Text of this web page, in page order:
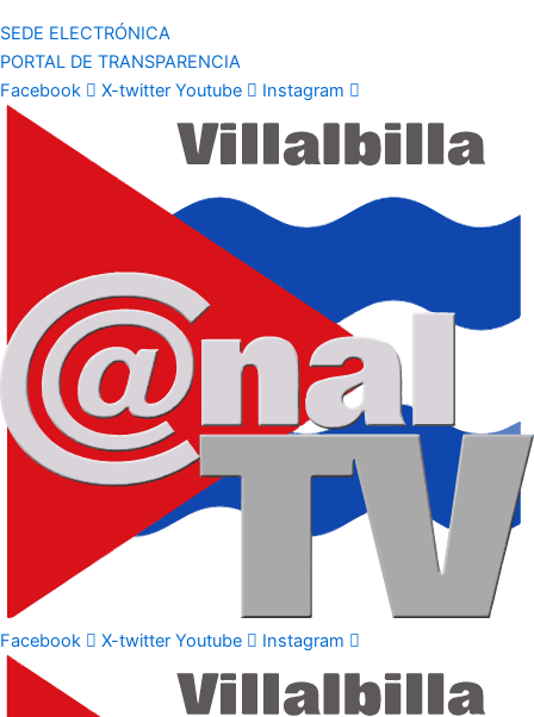
SEDE ELECTRÓNICA
PORTAL DE TRANSPARENCIA
Facebook
X-twitter Youtube Instagram
Facebook X-twitter Youtube Instagram